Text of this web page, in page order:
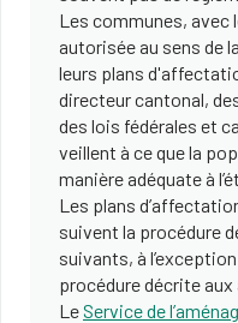
Les communes, avec
autorisée au sens de la
leurs plans
directeur cantonal,
des lois fédérales et
veillent à ce que la
manière adéquate à
Les plans
suivent la procédure
suivants, à
procédure décrite
LeService de